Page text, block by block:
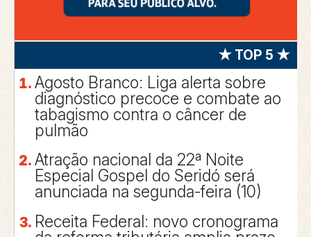
★ TOP 5 ★
Agosto Branco: Liga alerta sobre
diagnóstico precoce e combate ao
tabagismo contra o câncer de
pulmão
Atração nacional da 22ª Noite
Especial Gospel do Seridó será
anunciada na segunda-feira (10)
Receita Federal: novo cronograma